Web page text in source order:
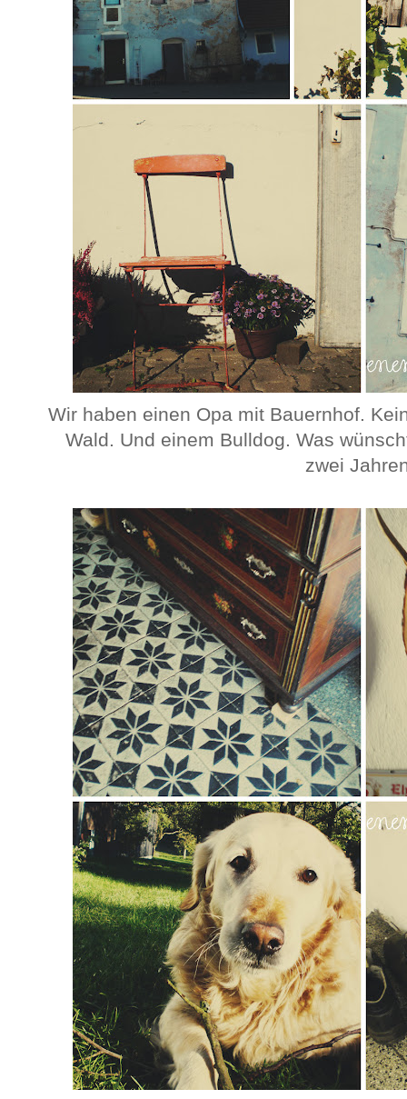
Wir haben einen Opa mit Bauernhof.
Wald. Und einem Bulldog. Was
zwei